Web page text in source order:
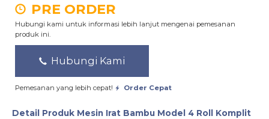
PRE ORDER
Hubungi kami untuk informasi lebih lanjut mengenai pemesanan
produk ini.
Hubungi Kami
Pemesanan yang lebih cepat! Order Cepat
Detail Produk Mesin Irat Bambu Model 4 Roll Komplit